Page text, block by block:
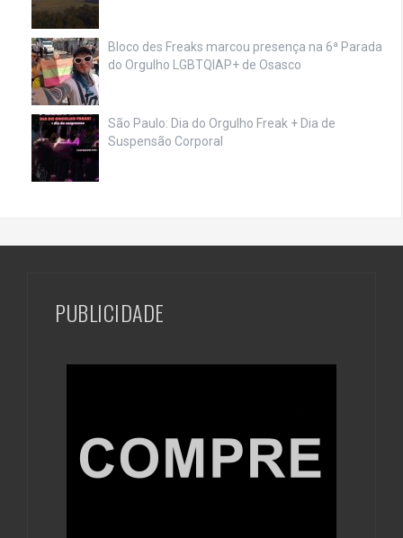
Bloco des Freaks marcou presença na 6ª Parada
do Orgulho LGBTQIAP+ de Osasco
São Paulo: Dia do Orgulho Freak + Dia de
Suspensão Corporal
PUBLICIDADE